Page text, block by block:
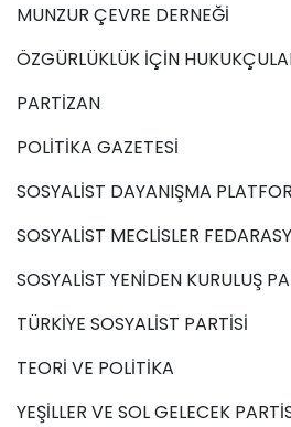
MUNZUR ÇEVRE DERNEĞİ
ÖZGÜRLÜKLÜK İÇİN
PARTİZAN
POLİTİKA GAZETESİ
SOSYALİST DAYANIŞMA
SOSYALİST MECLİSLER
SOSYALİST YENİDEN KURULUŞ
TÜRKİYE SOSYALİST PARTİSİ
TEORİ VE POLİTİKA
YEŞİLLER VE SOL GELECEK